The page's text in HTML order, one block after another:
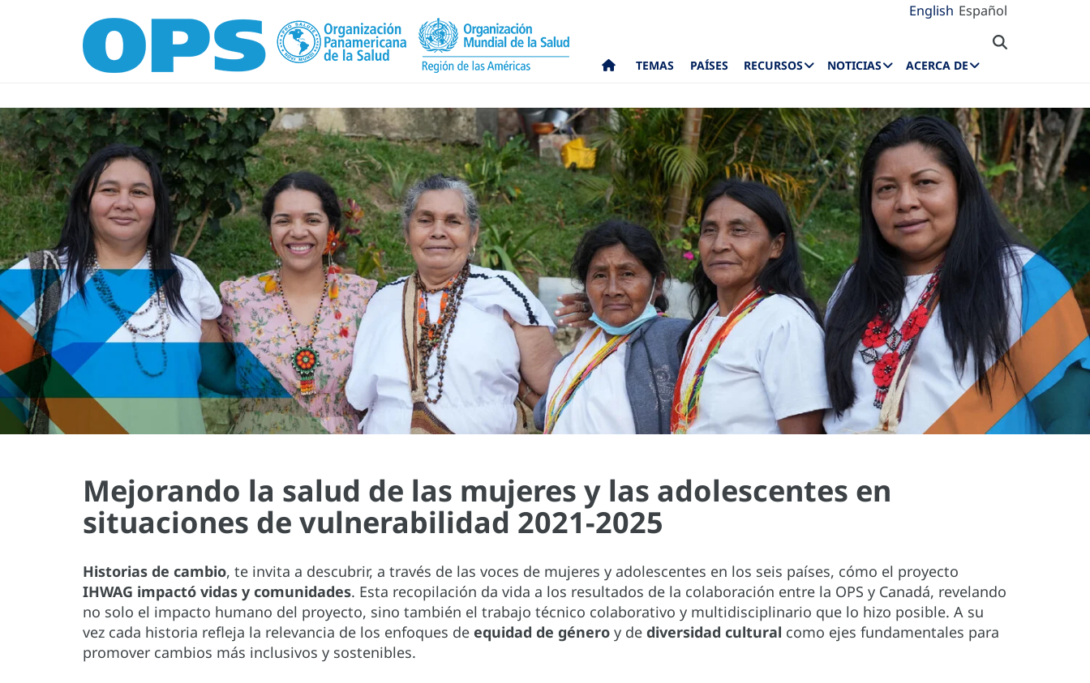
English Español
TEMAS PAÍSES RECURSOS NOTICIAS ACERCA DE
Mejorando la salud de las mujeres y las adolescentes en
situaciones de vulnerabilidad 2021-2025
Historias de cambio, te invita a descubrir, a través de las voces de mujeres y adolescentes en los seis países, cómo el proyecto
IHWAG impactó vidas y comunidades. Esta recopilación da vida a los resultados de la colaboración entre la OPS y Canadá, revelando
no solo el impacto humano del proyecto, sino también el trabajo técnico colaborativo y multidisciplinario que lo hizo posible. A su
vez cada historia refleja la relevancia de los enfoques de equidad de género y de diversidad cultural como ejes fundamentales para
promover cambios más inclusivos y sostenibles.